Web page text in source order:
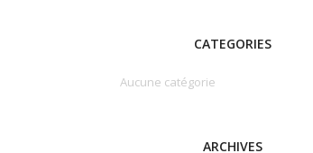
CATEGORIES
Aucune catégorie
ARCHIVES